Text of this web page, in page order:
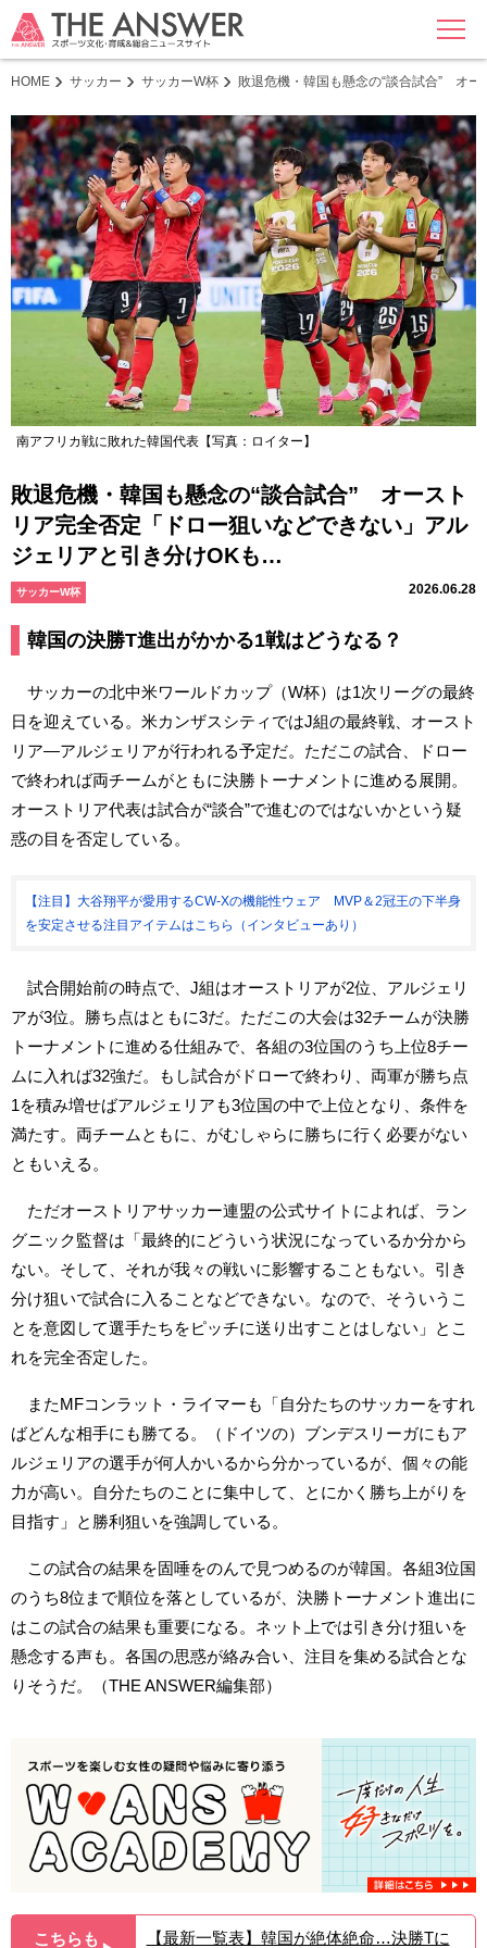
MENU
HOME サッカー サッカーW杯 敗退危機・韓国も懸念の“談合試合” オ
南アフリカ戦に敗れた韓国代表【写真：ロイター】
敗退危機・韓国も懸念の“談合試合” オースト
リア完全否定「ドロー狙いなどできない」アル
ジェリアと引き分けOKも…
サッカーW杯 2026.06.28
韓国の決勝T進出がかかる1戦はどうなる？
サッカーの北中米ワールドカップ（W杯）は1次リーグの最終
日を迎えている。米カンザスシティではJ組の最終戦、オースト
リア―アルジェリアが行われる予定だ。ただこの試合、ドロー
で終われば両チームがともに決勝トーナメントに進める展開。
オーストリア代表は試合が“談合”で進むのではないかという疑
惑の目を否定している。
【注目】大谷翔平が愛用するCW-Xの機能性ウェア MVP＆2冠王の下半身
を安定させる注目アイテムはこちら（インタビューあり）
試合開始前の時点で、J組はオーストリアが2位、アルジェリ
アが3位。勝ち点はともに3だ。ただこの大会は32チームが決勝
トーナメントに進める仕組みで、各組の3位国のうち上位8チー
ムに入れば32強だ。もし試合がドローで終わり、両軍が勝ち点
1を積み増せばアルジェリアも3位国の中で上位となり、条件を
満たす。両チームともに、がむしゃらに勝ちに行く必要がない
ともいえる。
ただオーストリアサッカー連盟の公式サイトによれば、ラン
グニック監督は「最終的にどういう状況になっているか分から
ない。そして、それが我々の戦いに影響することもない。引き
分け狙いで試合に入ることなどできない。なので、そういうこ
とを意図して選手たちをピッチに送り出すことはしない」とこ
れを完全否定した。
またMFコンラット・ライマーも「自分たちのサッカーをすれ
ばどんな相手にも勝てる。（ドイツの）ブンデスリーガにもア
ルジェリアの選手が何人かいるから分かっているが、個々の能
力が高い。自分たちのことに集中して、とにかく勝ち上がりを
目指す」と勝利狙いを強調している。
この試合の結果を固唾をのんで見つめるのが韓国。各組3位国
のうち8位まで順位を落としているが、決勝トーナメント進出に
はこの試合の結果も重要になる。ネット上では引き分け狙いを
懸念する声も。各国の思惑が絡み合い、注目を集める試合とな
りそうだ。（THE ANSWER編集部）
こちらも 【最新一覧表】韓国が絶体絶命…決勝Tに